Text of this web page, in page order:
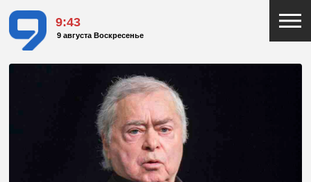
9:43
9 августа Воскресенье